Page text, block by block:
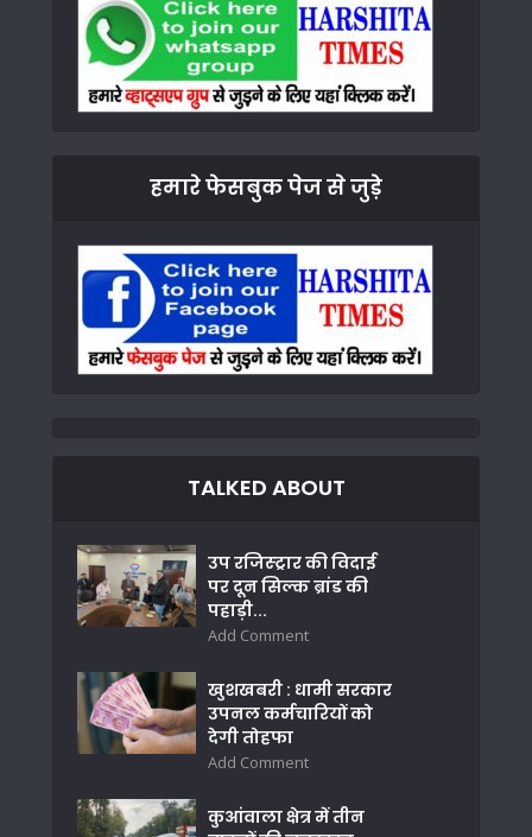
हमारे फेसबुक पेज से जुड़े
TALKED ABOUT
उप रजिस्ट्रार की विदाई
पर दून सिल्क ब्रांड की
पहाड़ी...
Add Comment
खुशखबरी : धामी सरकार
उपनल कर्मचारियों को
देगी तोहफा
Add Comment
कुआंवाला क्षेत्र में तीन